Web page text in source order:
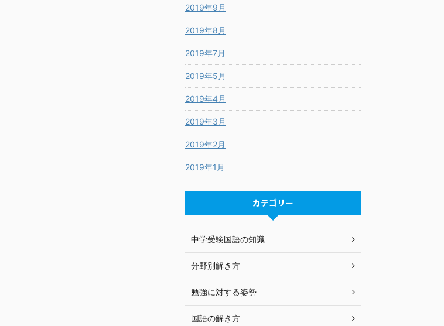
2019年9月
2019年8月
2019年7月
2019年5月
2019年4月
2019年3月
2019年2月
2019年1月
カテゴリー
中学受験国語の知識
分野別解き方
勉強に対する姿勢
国語の解き方